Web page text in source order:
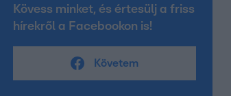
Kövess minket, és értesülj a friss
hírekről a Facebookon is!
Követem